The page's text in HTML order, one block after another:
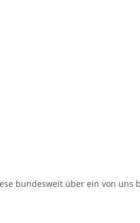
bundesweit über ein von uns